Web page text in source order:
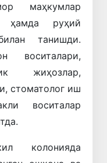
маҳкумлар
ҳамда руҳий
танишди.
воситалари,
жиҳозлар,
стоматолог иш
воситалар
колонияда